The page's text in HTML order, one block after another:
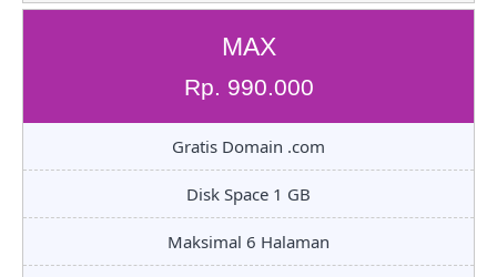
MAX
Rp. 990.000
Gratis Domain .com
Disk Space 1 GB
Maksimal 6 Halaman